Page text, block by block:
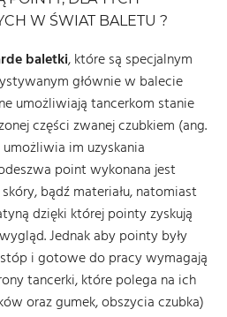
W ŚWIAT BALETU ?
baletki, które są specjalnym
głównie w balecie
umożliwiają tancerkom stanie
części zwanej czubkiem (ang.
im uzyskania
point wykonana jest
bądź materiału, natomiast
dzięki której pointy zyskują
Jednak aby pointy były
i gotowe do pracy wymagają
tancerki, które polega na ich
oraz gumek, obszycia czubka)